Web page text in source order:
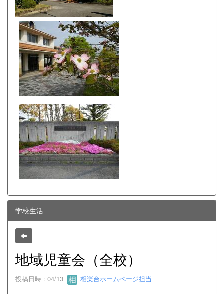
学校生活
地域児童会（全校）
投稿日時 : 04/13 相楽台ホームページ担当